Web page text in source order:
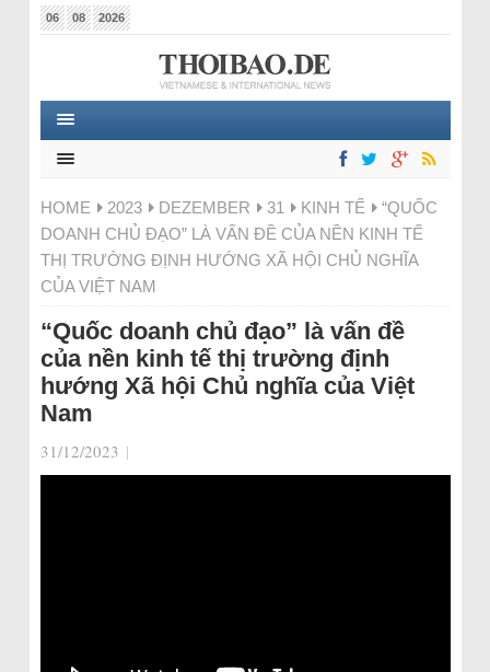
06 08 2026
HOME 2023 DEZEMBER 31 KINH TẾ
“QUỐC
DOANH CHỦ ĐẠO” LÀ VẤN ĐỀ CỦA NỀN KINH TẾ
THỊ TRƯỜNG ĐỊNH HƯỚNG XÃ HỘI CHỦ NGHĨA
CỦA VIỆT NAM
“Quốc doanh chủ đạo” là vấn đề
của nền kinh tế thị trường định
hướng Xã hội Chủ nghĩa của Việt
Nam
31/12/2023 |